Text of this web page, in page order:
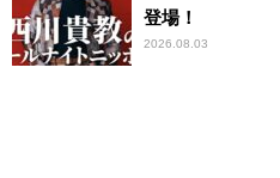
登場！
2026.08.03